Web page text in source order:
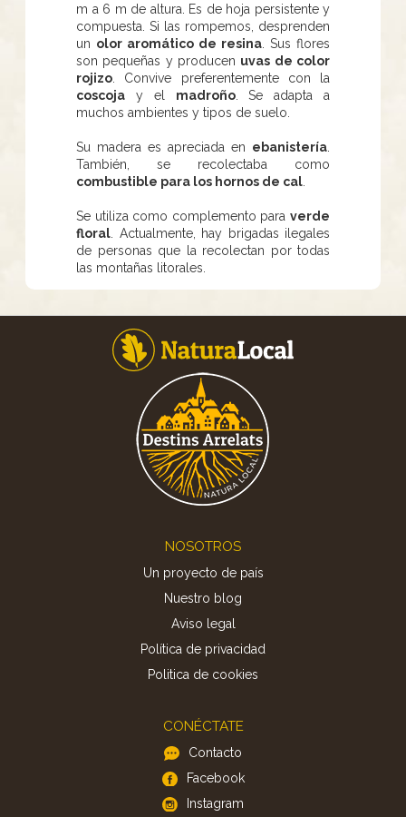
m a 6 m de altura. Es de hoja persistente y
compuesta. Si las rompemos, desprenden
un olor aromático de resina . Sus flores
son pequeñas y producen uvas de color
rojizo . Convive preferentemente con la
coscoja y el madroño. Se adapta a
muchos ambientes y tipos de suelo.
Su madera es apreciada en ebanistería
También, se recolectaba como
combustible para los hornos de cal
Se utiliza como complemento para verde
floral . Actualmente, hay brigadas ilegales
de personas que la recolectan por todas
las montañas litorales.
NOSOTROS
Un proyecto de país
Nuestro blog
Aviso legal
Política de privacidad
Politica de cookies
CONÉCTATE
Contacto
Facebook
Instagram